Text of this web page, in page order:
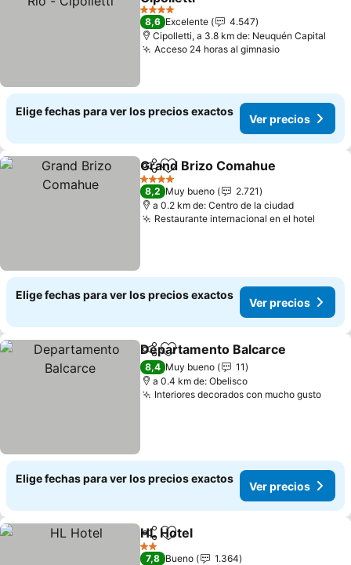
Ver precios
4 Estrellas
8,6 Excelente
4.547
Cipolletti, a 3.8 km de: Neuquén Capital
Acceso 24 horas al gimnasioVer precios
Elige fechas para ver los precios exactos
Ver precios
CompartirAgregar a favoritos
Grand Brizo Comahue
4 Estrellas
8,2 Muy bueno
2.721
a 0.2 km de: Centro de la ciudad
Restaurante internacional en el hotel
Elige fechas para ver los precios exactos
Ver precios
CompartirAgregar a favoritos
Departamento Balcarce
8,4 Muy bueno
11
a 0.4 km de: Obelisco
Interiores decorados con mucho gustoVer
Elige fechas para ver los precios exactos
Ver precios
CompartirAgregar a favoritos
HL Hotel
2 Estrellas
7,8 Bueno
1.364